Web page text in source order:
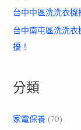
台中中區洗洗衣機
台中南屯區洗洗
擾！
分類
家電保養(70)